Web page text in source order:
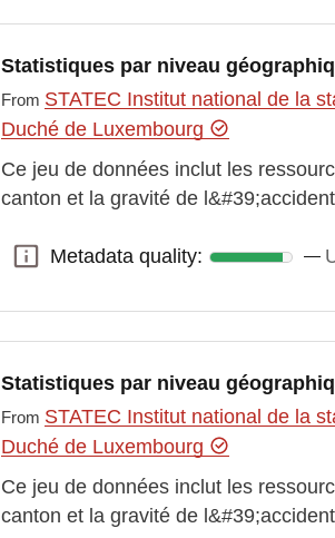
Statistiques par niveau
From STATEC Institut national de la
Duché de Luxembourg
Ce jeu de données inclut les
canton et la gravité de
Metadata quality:
Metadata quality:
Statistiques par niveau
From STATEC Institut national de la
Duché de Luxembourg
Ce jeu de données inclut les
canton et la gravité de